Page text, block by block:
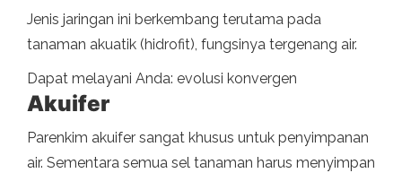
Jenis jaringan ini berkembang terutama pada
tanaman akuatik (hidrofit), fungsinya tergenang air.
Dapat melayani Anda: evolusi konvergen
Akuifer
Parenkim akuifer sangat khusus untuk penyimpanan
air. Sementara semua sel tanaman harus menyimpan